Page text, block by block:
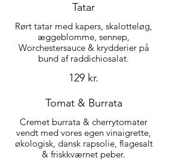
Tatar
Rørt tatar med kapers, skalotteløg,
æggeblomme, sennep,
Worchestersauce & krydderier på
bund af raddichiosalat.
129 kr.
Tomat & Burrata
Cremet burrata & cherrytomater
vendt med vores egen vinaigrette,
økologisk, dansk rapsolie, flagesalt
& friskkværnet peber.